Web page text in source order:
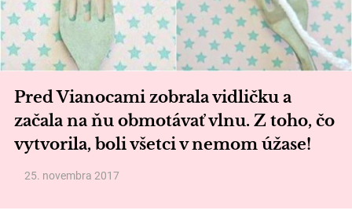
Pred Vianocami zobrala vidličku a
začala na ňu obmotávať vlnu. Z toho, čo
vytvorila, boli všetci v nemom úžase!
25. novembra 2017